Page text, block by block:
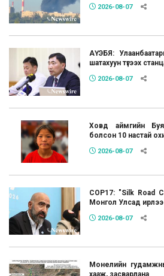
2026-08-07
АҮЭБЯ:
шатахуун түгээх
2026-08-07
Ховд аймгийн
болсон 10 настай
2026-08-07
COP17: "Silk Road
Монгол Улсад ирлээ
2026-08-07
Монелийн
хааж, засварлана